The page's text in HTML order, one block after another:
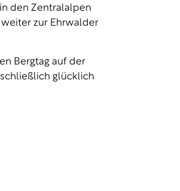
den Zentralalpen
zur Ehrwalder
Bergtag auf der
glücklich